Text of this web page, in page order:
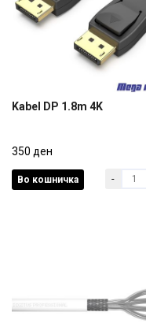
350 ден
Kabel DP 1.8m 4K
350 ден
Во кошничка -